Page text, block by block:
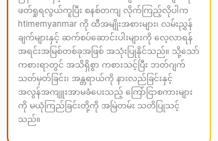
ဖတ်ရှုရလွယ်ကူပြီး စနစ်တကျ လိုက်ကြည့်လိုပါက
htimemyanmar ကို ထီအမျိုးအစားများ၊ လမ်းညွှန်
ချက်များနှင့် ဆက်စပ်ဆောင်းပါးများကို လေ့လာရန်
အရင်းအမြစ်တစ်ခုအဖြစ် အသုံးပြုနိုင်သည်။ သို့သော်
ကစားရာတွင် အသိရှိစွာ ကစားသင့်ပြီး ဘတ်ဂျက်
သတ်မှတ်ခြင်း၊ အန္တရာယ်ကို နားလည်ခြင်းနှင့်
အလွန်အကျူးအာမခံပေးသည့် ကြော်ငြာစကားများ
ကို မယုံကြည်ခြင်းတို့ကို အမြဲတမ်း သတိပြုသင့်
သည်။